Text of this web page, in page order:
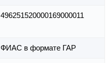
496251520000169000011
ФИАС в формате ГАР